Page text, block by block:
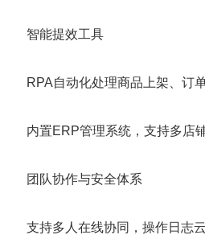
智能提效工具​
RPA自动化处理商品上架、订单
内置ERP管理系统，支持多店
团队协作与安全体系
支持多人在线协同，操作日志云